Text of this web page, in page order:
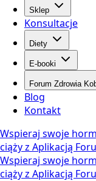
Sklep
Konsultacje
Diety
E-booki
Forum Zdrowia
Blog
Kontakt
Wspieraj swoje
ciąży z Aplikacją
Wspieraj swoje
ciąży z Aplikacją